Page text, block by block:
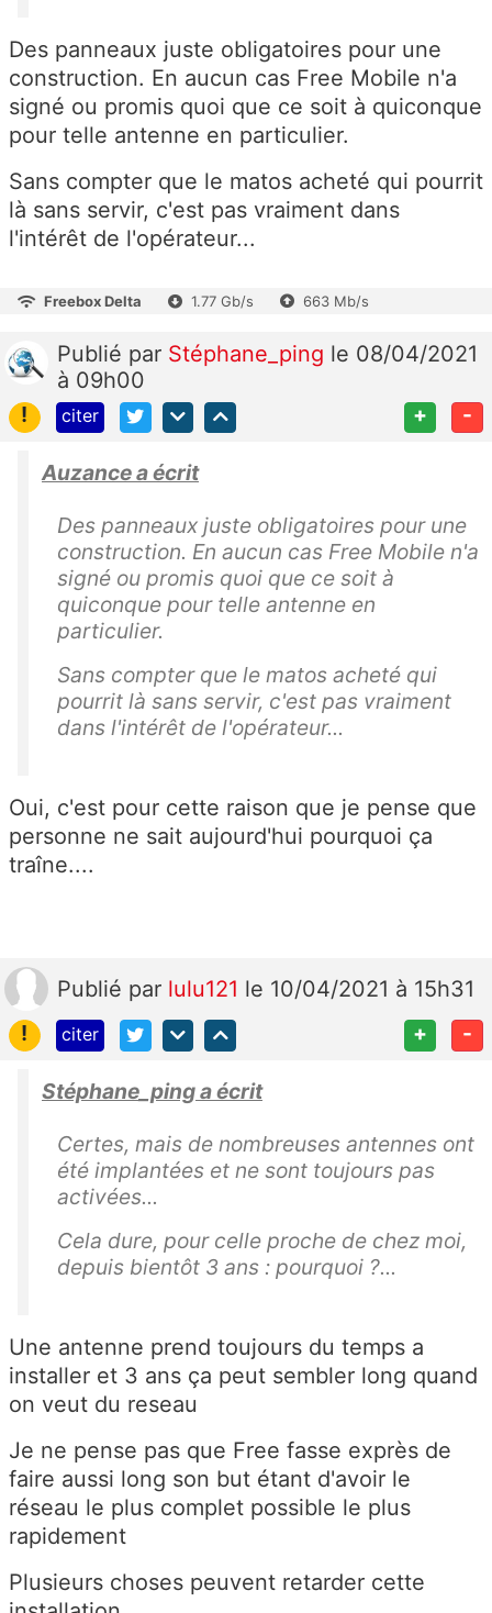
Des panneaux juste obligatoires pour une
construction. En aucun cas Free Mobile n'a
signé ou promis quoi que ce soit à quiconque
pour telle antenne en particulier.
Sans compter que le matos acheté qui pourrit
là sans servir, c'est pas vraiment dans
l'intérêt de l'opérateur...
Freebox Delta 1.77 Gb/s 663 Mb/s
Publié par Stéphane_ping le 08/04/2021
à 09h00
!
citer + -
Auzance a écrit
Des panneaux juste obligatoires pour une
construction. En aucun cas Free Mobile n'a
signé ou promis quoi que ce soit à
quiconque pour telle antenne en
particulier.
Sans compter que le matos acheté qui
pourrit là sans servir, c'est pas vraiment
dans l'intérêt de l'opérateur...
Oui, c'est pour cette raison que je pense que
personne ne sait aujourd'hui pourquoi ça
traîne....
Publié par lulu121 le 10/04/2021 à 15h31
!
citer + -
Stéphane_ping a écrit
Certes, mais de nombreuses antennes ont
été implantées et ne sont toujours pas
activées...
Cela dure, pour celle proche de chez moi,
depuis bientôt 3 ans : pourquoi ?...
Une antenne prend toujours du temps a
installer et 3 ans ça peut sembler long quand
on veut du reseau
Je ne pense pas que Free fasse exprès de
faire aussi long son but étant d'avoir le
réseau le plus complet possible le plus
rapidement
Plusieurs choses peuvent retarder cette